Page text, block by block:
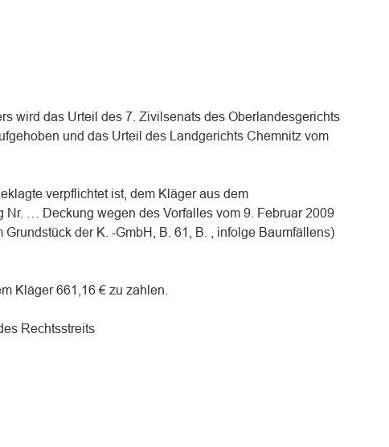
wird das Urteil des 7. Zivilsenats des Oberlandesgerichts
und das Urteil des Landgerichts Chemnitz vom
verpflichtet ist, dem Kläger aus dem
Nr. … Deckung wegen des Vorfalles vom 9. Februar 2009
Grundstück der K. -GmbH, B. 61, B. , infolge Baumfällens)
Kläger 661,16 € zu zahlen.
Rechtsstreits